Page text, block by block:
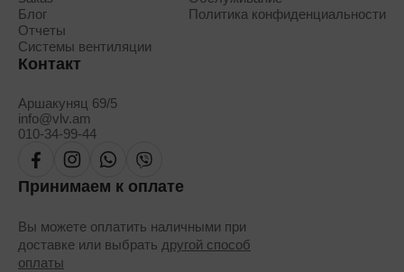
Блог
Отчеты
Системы вентиляции
Политика конфиденциальности
Контакт
Аршакуняц 69/5
info@vlv.am
010-34-99-44
Принимаем к оплате
Вы можете оплатить наличными при
доставке или выбрать другой способ
оплаты